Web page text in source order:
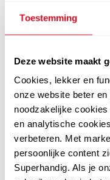
Toestemming
Deze website maakt
Cookies, lekker en
onze website beter
noodzakelijke
en analytische
verbeteren. Met
persoonlijke content
Superhandig. Als je